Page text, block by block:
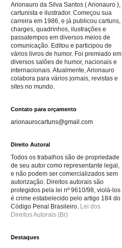
Arionauro da Silva Santos ( Arionauro ),
cartunista e ilustrador. Começou sua
carreira em 1986, e já publicou cartuns,
charges, quadrinhos, ilustrações e
passatempos em diversos meios de
comunicação. Editou e participou de
vários livros de humor. Foi premiado em
diversos salões de humor, nacionais e
internacionais. Atualmente, Arionauro
colabora para vários jornais, revistas e
sites no mundo.
Contato para orçamento
arionaurocartuns@gmail.com
Direito Autoral
Todos os trabalhos são de propriedade
de seu autor como representante legal,
e não podem ser comercializados sem
autorização. Direitos autorais são
protegidos pela lei nº 9610/98, violá-los
é crime estabelecido pelo artigo 184 do
Código Penal Brasileiro. Lei dos
Direitos Autorais (Br)
Destaques